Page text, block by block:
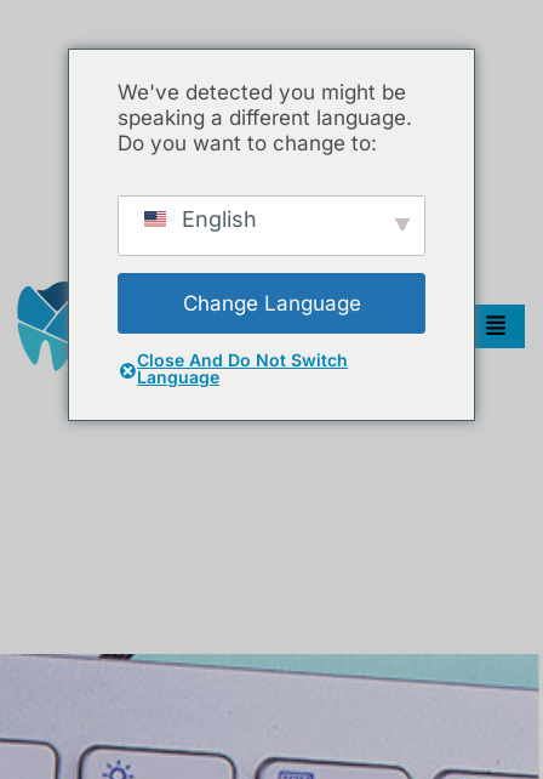
We've detected you might be
speaking a different language.
Do you want to change to:
English
Change Language
Close And Do Not Switch
Language